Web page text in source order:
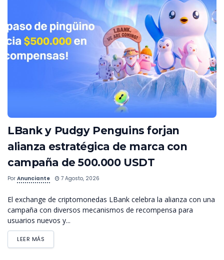
LBank y Pudgy Penguins forjan
alianza estratégica de marca con
campaña de 500.000 USDT
Por Anunciante 7 Agosto, 2026
El exchange de criptomonedas LBank celebra la alianza con una
campaña con diversos mecanismos de recompensa para
usuarios nuevos y...
LEER MÁS